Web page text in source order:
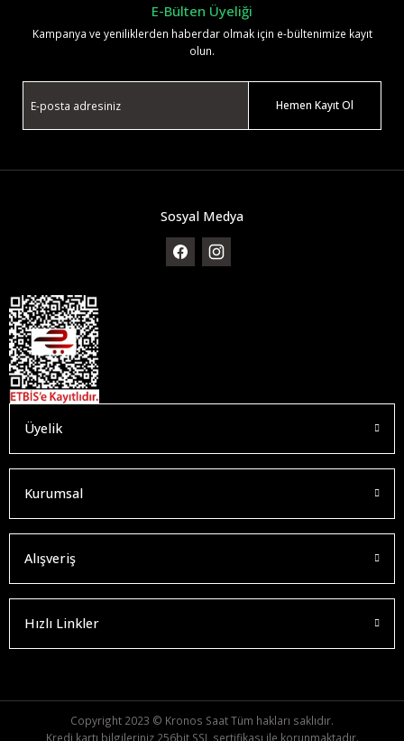
E-Bülten Üyeliği
Kampanya ve yeniliklerden haberdar olmak için e-bültenimize kayıt
olun.
Hemen Kayıt Ol
Sosyal Medya
Üyelik
Kurumsal
Alışveriş
Hızlı Linkler
Copyright 2023 © Kronos Saat Tüm hakları saklıdır.
Kredi kartı bilgileriniz 256bit SSL sertifikası ile korunmaktadır.